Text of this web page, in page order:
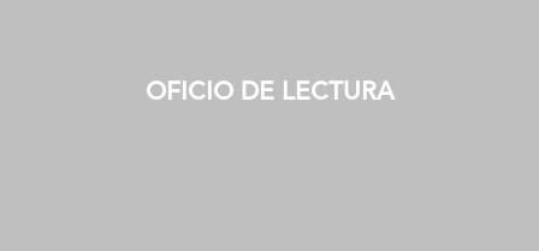
OFICIO DE LECTURA